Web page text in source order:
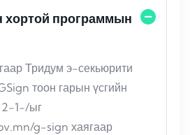
хортой программын
Тридум э-секьюрити
тоон гарын үсгийн
2-1-/ыг
g-sign хаягаар